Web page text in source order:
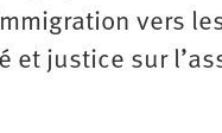
vers
et justice sur